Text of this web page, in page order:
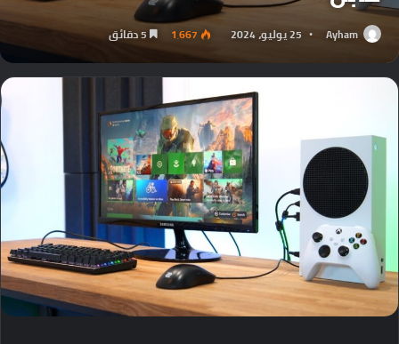
Ayham 25 يوليو، 2024 1٬667